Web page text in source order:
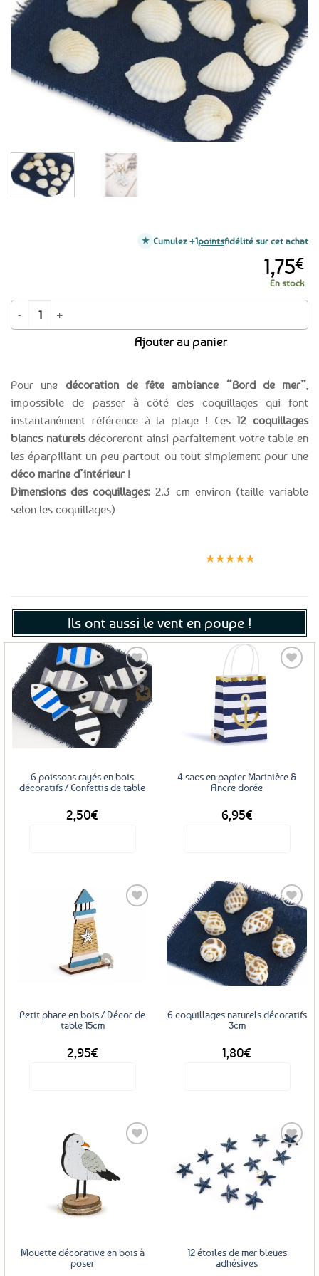
aux
favoris
Pour une décoration de fête ambiance “Bord de mer”
impossible de passer à côté des coquillages qui font
instantanément référence à la plage ! Ces12 coquillages
blancs naturelsdécoreront ainsi parfaitement votre table en
les éparpillant un peu partout ou tout simplement pour une
déco marine d’intérieur !
Dimensions des coquillages: 2.3 cm environ (taille variable
selon les coquillages)
1,75€
En stock
quantité de 12 coquillages naturels décoratifs 2.3cm
Ajouter au panier
Cumulez +1pointsfidélité sur cet achat
★★★★★
Ils ont aussi le vent en poupe !
Ajouter
aux
favoris
6 poissons rayés en bois
décoratifs / Confettis de table
2,50€
4 sacs en papier Marinière &
Ancre dorée
6,95€
Petit phare en bois / Décor de
table 15cm
2,95€
Ajouter
aux
favoris
6 coquillages naturels décoratifs
3cm
1,80€
Ajouter
Mouette décorative en bois à
poser
Ajouter
12 étoiles de mer bleues
adhésives